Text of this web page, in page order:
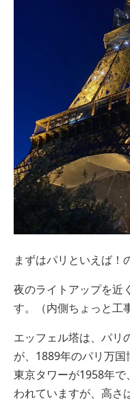
まずはパリといえば！
夜のライトアップを近
す。（内側ちょっと工
エッフェル塔は、パリ
が、1889年のパリ万国
東京タワーが1958年
われていますが、高さ